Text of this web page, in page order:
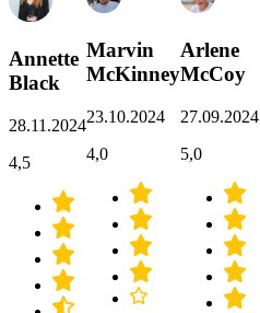
Annette
Black
28.11.2024
4,5
Marvin
McKinney
23.10.2024
4,0
Arlene
McCoy
27.09.2024
5,0